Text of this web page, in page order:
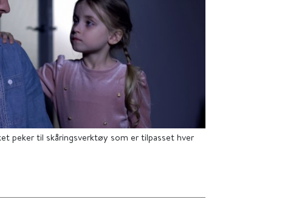
peker til skåringsverktøy som er tilpasset hver